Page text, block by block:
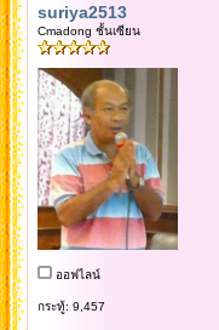
suriya2513
Cmadong ชั้นเซียน
ออฟไลน์
กระทู้: 9,457